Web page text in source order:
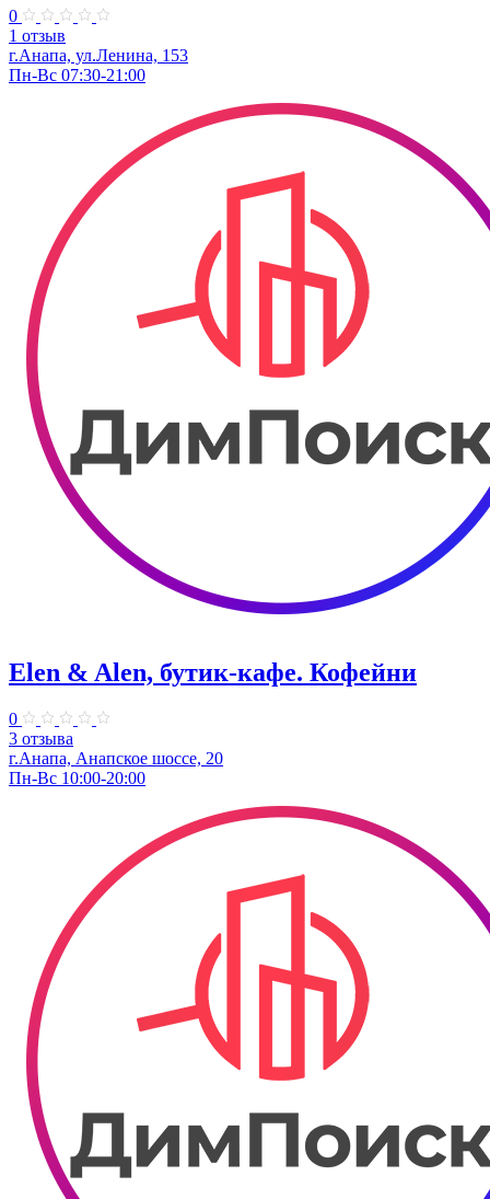
0
1 отзыв
г.Анапа, ул.Ленина, 153
Пн-Вс 07:30-21:00
Elen & Alen, бутик-кафе. Кофейни
0
3 отзыва
г.Анапа, Анапское шоссе, 20
Пн-Вс 10:00-20:00